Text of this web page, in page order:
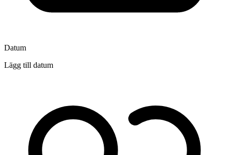
Datum
Lägg till datum